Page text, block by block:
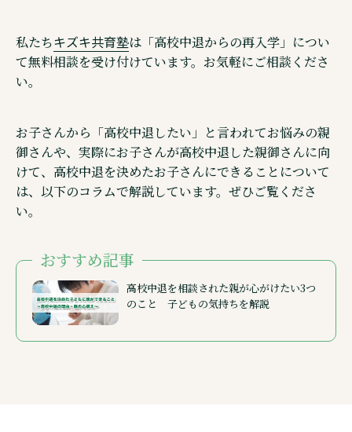
私たちキズキ共育塾は「高校中退からの再入学」につい
て無料相談を受け付けています。お気軽にご相談くださ
い。
お子さんから「高校中退したい」と言われてお悩みの親
御さんや、実際にお子さんが高校中退した親御さんに向
けて、高校中退を決めたお子さんにできることについて
は、以下のコラムで解説しています。ぜひご覧くださ
い。
おすすめ記事
高校中退を相談された親が心がけたい3つ
のこと 子どもの気持ちを解説